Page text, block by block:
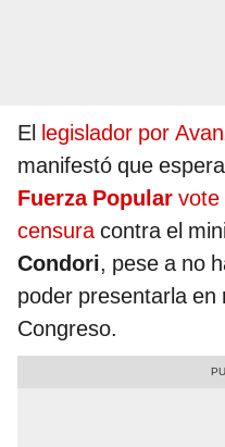
El legislador por
manifestó que
Fuerza Popular vote
censuracontra el
Condori, pese a no
poder presentarla
Congreso.